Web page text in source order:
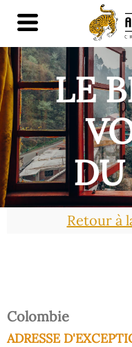
LE
Retour à
Colombie
ADRESSE